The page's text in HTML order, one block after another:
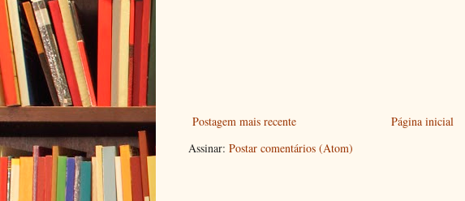
Postagem mais recente
Página inicial
Assinar: Postar comentários (Atom)